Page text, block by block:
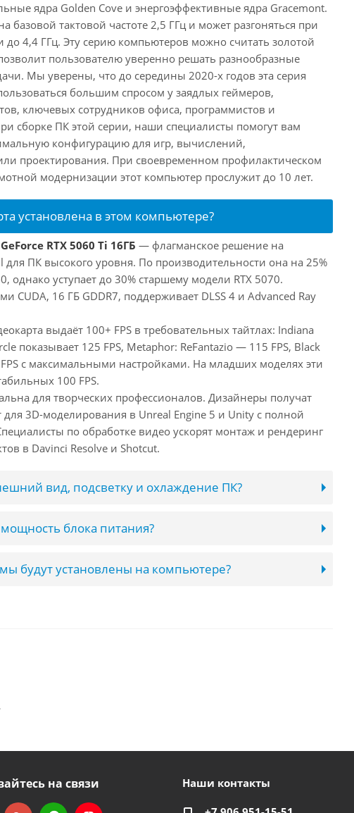
ядра Golden Cove и энергоэффективные ядра Gracemont.
базовой тактовой частоте 2,5 ГГц и может разгоняться при
4,4 ГГц. Эту серию компьютеров можно считать золотой
пользователю уверенно решать разнообразные
Мы уверены, что до середины 2020-х годов эта серия
большим спросом у заядлых геймеров,
ключевых сотрудников офиса, программистов и
сборке ПК этой серии, наши специалисты помогут вам
конфигурацию для игр, вычислений,
проектирования. При своевременном профилактическом
модернизации этот компьютер прослужит до 10 лет.
установлена в этом компьютере?
RTX 5060 Ti 16ГБ — флагманское решение на
для ПК высокого уровня. По производительности она на 25%
однако уступает до 30% старшему модели RTX 5070.
CUDA, 16 ГБ GDDR7, поддерживает DLSS 4 и Advanced Ray
выдаёт 100+ FPS в требовательных тайтлах: Indiana
показывает 125 FPS, Metaphor: ReFantazio — 115 FPS, Black
с максимальными настройками. На младших моделях эти
100 FPS.
для творческих профессионалов. Дизайнеры получат
3D-моделирования в Unreal Engine 5 и Unity с полной
по обработке видео ускорят монтаж и рендеринг
в Davinci Resolve и Shotcut.
вид, подсветку и охлаждение ПК?
блока питания?
будут установлены на компьютере?
на связи Наши контакты